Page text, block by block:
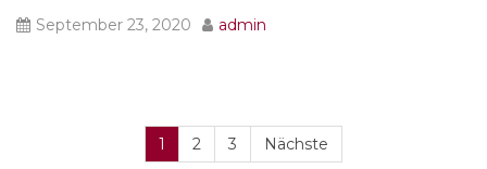
September 23, 2020 admin
1 2 3 Nächste